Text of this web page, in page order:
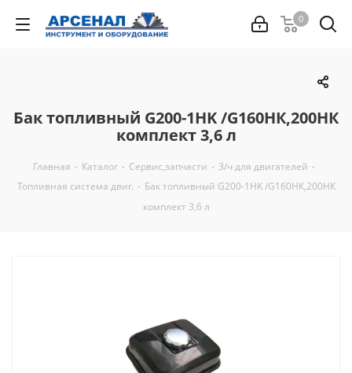
0
Бак топливный G200-1HK /G160НК,200НК
комплект 3,6 л
Главная - Каталог - Сервис,запчасти - З/ч для двигателей -
Топливная система двиг. - Бак топливный G200-1HK /G160НК,200НК
комплект 3,6 л